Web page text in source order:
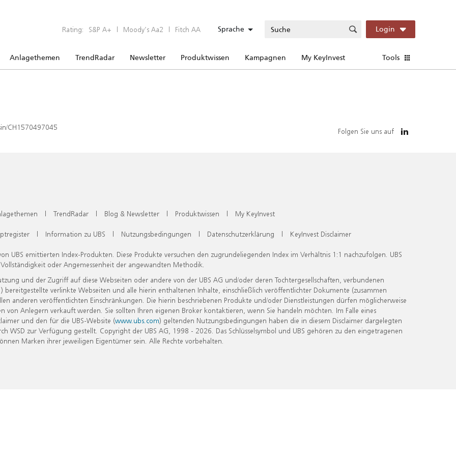
Rating: S&P A+ | Moody’s Aa2 | Fitch AA Sprache Login
Anlagethemen TrendRadar Newsletter Produktwissen Kampagnen My KeyInvest Tools
CH1570497045 Folgen Sie uns auf
| TrendRadar | Blog & Newsletter | Produktwissen | My KeyInvest
| Information zu UBS | Nutzungsbedingungen | Datenschutzerklärung | KeyInvest Disclaimer
UBS emittierten Index-Produkten. Diese Produkte versuchen den zugrundeliegenden Index im Verhältnis 1:1 nachzufolgen. UBS
oder Angemessenheit der angewandten Methodik.
und der Zugriff auf diese Webseiten oder andere von der UBS AG und/oder deren Tochtergesellschaften, verbundenen
verlinkte Webseiten und alle hierin enthaltenen Inhalte, einschließlich veröffentlichter Dokumente (zusammen
anderen veröffentlichten Einschränkungen. Die hierin beschriebenen Produkte und/oder Dienstleistungen dürfen möglicherweise
Anlegern verkauft werden. Sie sollten Ihren eigenen Broker kontaktieren, wenn Sie handeln möchten. Im Falle eines
und den für die UBS-Website (www.ubs.com) geltenden Nutzungsbedingungen haben die in diesem Disclaimer dargelegten
zur Verfügung gestellt. Copyright der UBS AG, 1998 - 2026. Das Schlüsselsymbol und UBS gehören zu den eingetragenen
Marken ihrer jeweiligen Eigentümer sein. Alle Rechte vorbehalten.